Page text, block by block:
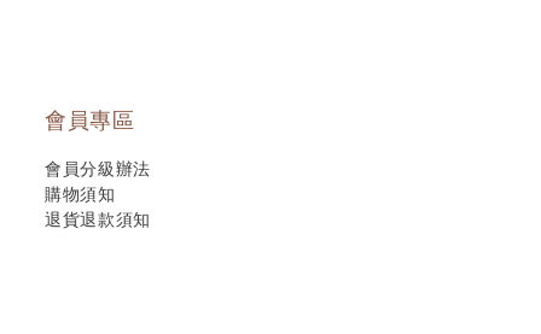
會員專區
會員分級辦法
購物須知
退貨退款須知